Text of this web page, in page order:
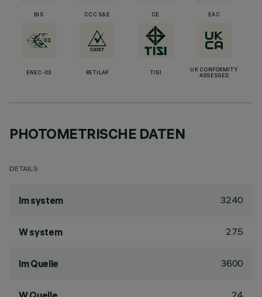
BIS CCC S&E CE EAC
ENEC-03 RETILAP TISI
UK CONFORMITY
ASSESSED
PHOTOMETRISCHE DATEN
DETAILS
lm system 3240
W system 27.5
lm Quelle 3600
24